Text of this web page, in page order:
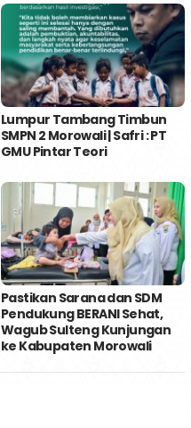
Lumpur Tambang Timbun
SMPN 2 Morowali | Safri : PT
GMU Pintar Teori
Pastikan Sarana dan SDM
Pendukung BERANI Sehat,
Wagub Sulteng Kunjungan
ke Kabupaten Morowali